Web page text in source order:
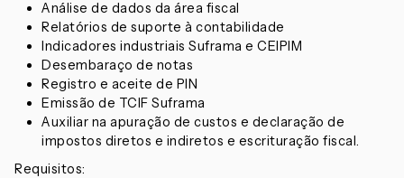
Análise de dados da área fiscal
Relatórios de suporte à contabilidade
Indicadores industriais Suframa e CEIPIM
Desembaraço de notas
Registro e aceite de PIN
Emissão de TCIF Suframa
Auxiliar na apuração de custos e declaração de
impostos diretos e indiretos e escrituração fiscal.
Requisitos: